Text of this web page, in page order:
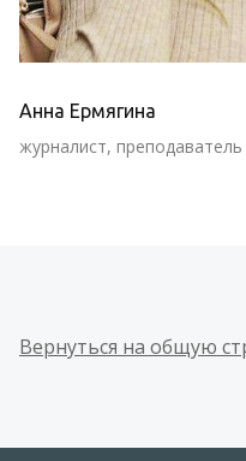
Анна Ермягина
журналист, преподаватель
Вернуться на общую